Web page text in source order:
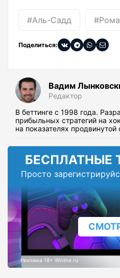
#Аль-Садд #Рома
Поделиться:
Вадим
Редактор
В беттинге с 1998 года.
прибыльных стратегий на
на показателях продвинутой
БЕСПЛАТНЫЕ
Просто
Реклама 18+ Winline.ru